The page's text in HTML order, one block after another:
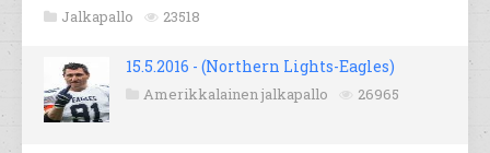
Jalkapallo 23518
15.5.2016 - (Northern Lights-Eagles)
Amerikkalainen jalkapallo 26965